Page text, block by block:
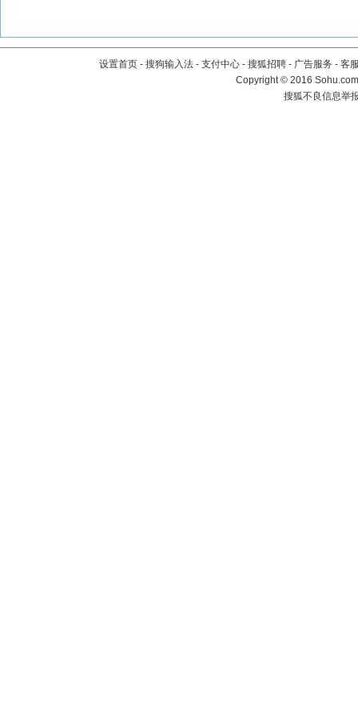
设置首页 - 搜狗输入法 - 支付中心 - 搜狐招聘 - 广告服务 - 客
Copyright©2016
搜狐不良信息举